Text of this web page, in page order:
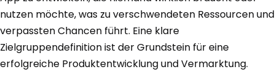
nutzen möchte, was zu verschwendeten Ressourcen und
verpassten Chancen führt. Eine klare
Zielgruppendefinition ist der Grundstein für eine
erfolgreiche Produktentwicklung und Vermarktung.